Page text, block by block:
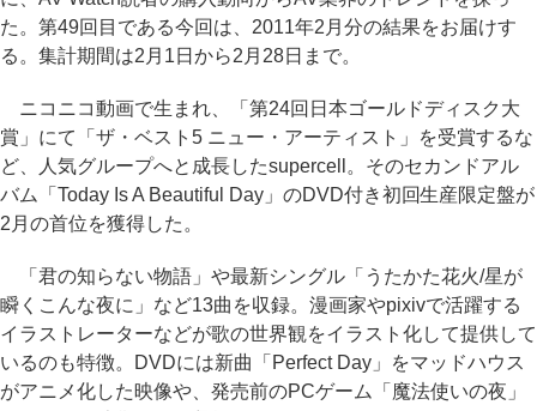
た。第49回目である今回は、2011年2月分の結果をお届けす
る。集計期間は2月1日から2月28日まで。
ニコニコ動画で生まれ、「第24回日本ゴールドディスク大
賞」にて「ザ・ベスト5 ニュー・アーティスト」を受賞するな
ど、人気グループへと成長したsupercell。そのセカンドアル
バム「Today Is A Beautiful Day」のDVD付き初回生産限定盤が
2月の首位を獲得した。
「君の知らない物語」や最新シングル「うたかた花火/星が
瞬くこんな夜に」など13曲を収録。漫画家やpixivで活躍する
イラストレーターなどが歌の世界観をイラスト化して提供して
いるのも特徴。DVDには新曲「Perfect Day」をマッドハウス
がアニメ化した映像や、発売前のPCゲーム「魔法使いの夜」